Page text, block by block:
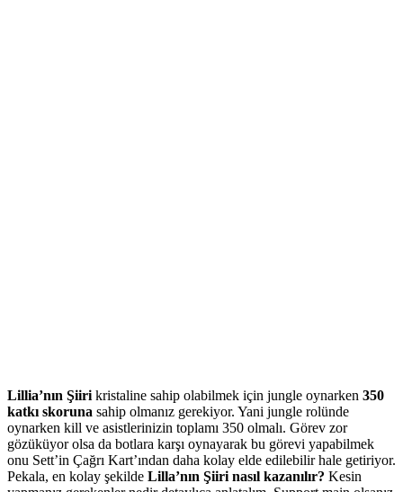
Lillia’nın Şiirikristaline sahip olabilmek için jungle oynarken 350
katkı skoruna sahip olmanız gerekiyor. Yani jungle rolünde
oynarken kill ve asistlerinizin toplamı 350 olmalı. Görev zor
gözüküyor olsa da botlara karşı oynayarak bu görevi yapabilmek
onu Sett’in Çağrı Kart’ından daha kolay elde edilebilir hale getiriyor.
Pekala, en kolay şekilde Lilla’nın Şiiri nasıl kazanılır? Kesin